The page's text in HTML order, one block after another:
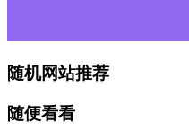
随机网站推荐
随便看看